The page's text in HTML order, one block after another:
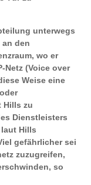
unterwegs
den
wo er
Netz (Voice over
Weise eine
Hills zu
Dienstleisters
Hills
gefährlicher sei
zuzugreifen,
so